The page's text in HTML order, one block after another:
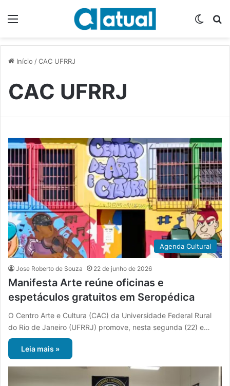
Início /CAC UFRRJ
CAC UFRRJ
Agenda Cultural
Jose Roberto de Souza 22 de junho de 2026
Manifesta Arte reúne oficinas e
espetáculos gratuitos em Seropédica
O Centro Arte e Cultura (CAC) da Universidade Federal Rural
do Rio de Janeiro (UFRRJ) promove, nesta segunda (22) e…
Leia mais »